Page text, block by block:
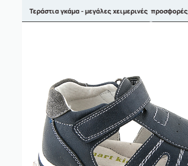
Τεράστια γκάμα - μεγάλες χειμερινές προσφορές